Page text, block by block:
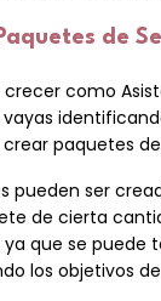
de
como
vayas
paquetes
pueden ser
de cierta
que se puede
los objetivos